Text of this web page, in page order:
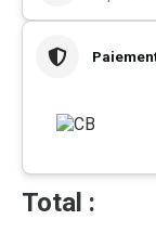
Total :